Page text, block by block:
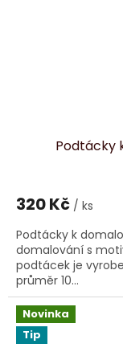
Podtácky
320 Kč / ks
Podtácky k
domalování s
podtácek je
průměr 10...
Novinka
Tip